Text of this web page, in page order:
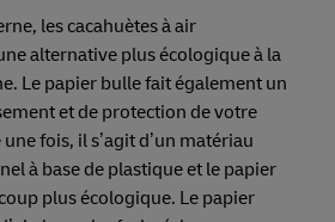
les cacahuètes à air
alternative plus écologique à la
Le papier bulle fait également un
et de protection de votre
fois, il s’agit d’un matériau
à base de plastique et le papier
plus écologique. Le papier